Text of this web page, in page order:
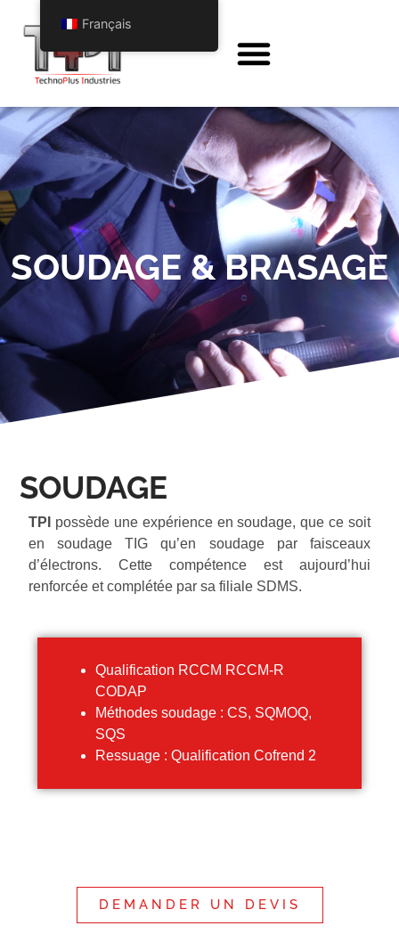
SOUDAGE & BRASAGE
SOUDAGE
TPI
possède une expérience en soudage, que ce soit
en soudage TIG qu’en soudage par faisceaux
d’électrons. Cette compétence est aujourd’hui
renforcée et complétée par sa filiale SDMS.
Qualification RCCM RCCM-R
CODAP
Méthodes soudage : CS, SQMOQ,
SQS
Ressuage : Qualification Cofrend 2
DEMANDER UN DEVIS
Français